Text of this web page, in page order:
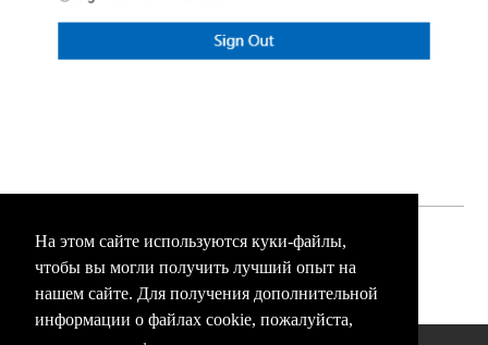
На этом сайте используются куки-файлы,
чтобы вы могли получить лучший опыт на
нашем сайте. Для получения дополнительной
информации о файлах cookie, пожалуйста,
(0 голос(а))
Эта статья полезна
Эта статья бесполезна